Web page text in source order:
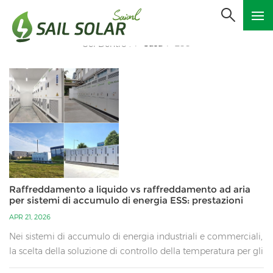
Sei Dentro : Casa ESS
Raffreddamento a liquido vs raffreddamento ad aria
per sistemi di accumulo di energia ESS: prestazioni
APR 21, 2026
Nei sistemi di accumulo di energia industriali e commerciali,
la scelta della soluzione di controllo della temperatura per gli
armadi di accumulo delle batterie gioca un ruolo decisivo